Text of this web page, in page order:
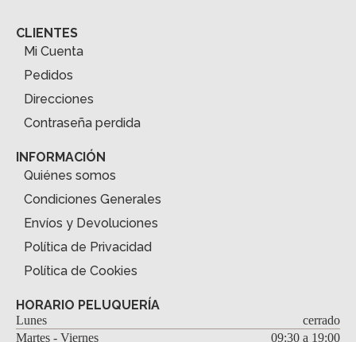
CLIENTES
Mi Cuenta
Pedidos
Direcciones
Contraseña perdida
INFORMACIÓN
Quiénes somos
Condiciones Generales
Envíos y Devoluciones
Política de Privacidad
Política de Cookies
HORARIO PELUQUERÍA
Lunes
cerrado
Martes - Viernes
09:30 a 19:00